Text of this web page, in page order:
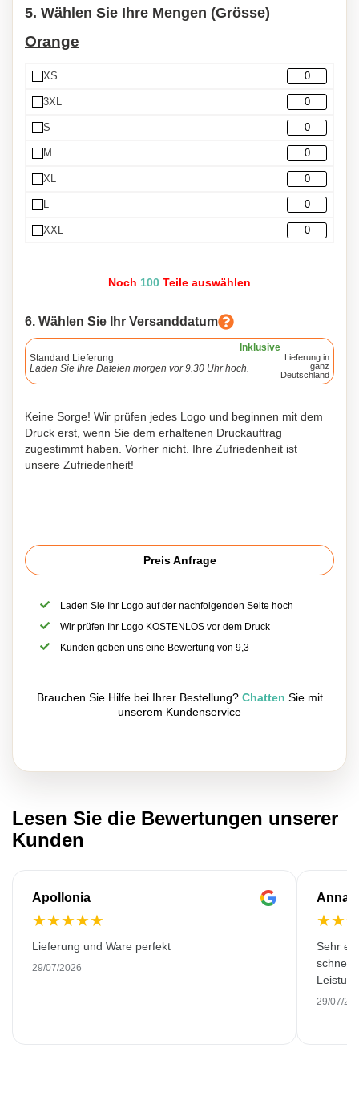
5. Wählen Sie Ihre Mengen (Grösse)
Orange
XS
3XL
S
M
XL
L
XXL
Noch 100 Teile auswählen
6. Wählen Sie Ihr Versanddatum
Inklusive
Standard Lieferung
Laden Sie Ihre Dateien morgen vor 9.30 Uhr hoch.
Lieferung in
ganz
Deutschland
Keine Sorge! Wir prüfen jedes Logo und beginnen mit dem
Druck erst, wenn Sie dem erhaltenen Druckauftrag
zugestimmt haben. Vorher nicht. Ihre Zufriedenheit ist
unsere Zufriedenheit!
Preis Anfrage
Laden Sie Ihr Logo auf der nachfolgenden Seite hoch
Wir prüfen Ihr Logo KOSTENLOS vor dem Druck
Kunden geben uns eine Bewertung von 9,3
Brauchen Sie Hilfe bei Ihrer Bestellung? Chatten Sie mit
unserem Kundenservice
Lesen Sie die Bewertungen unserer
Kunden
Apollonia
★★★★★
Lieferung und Ware perfekt
29/07/2026
Anna
★★
Sehr
schnell
29/07/